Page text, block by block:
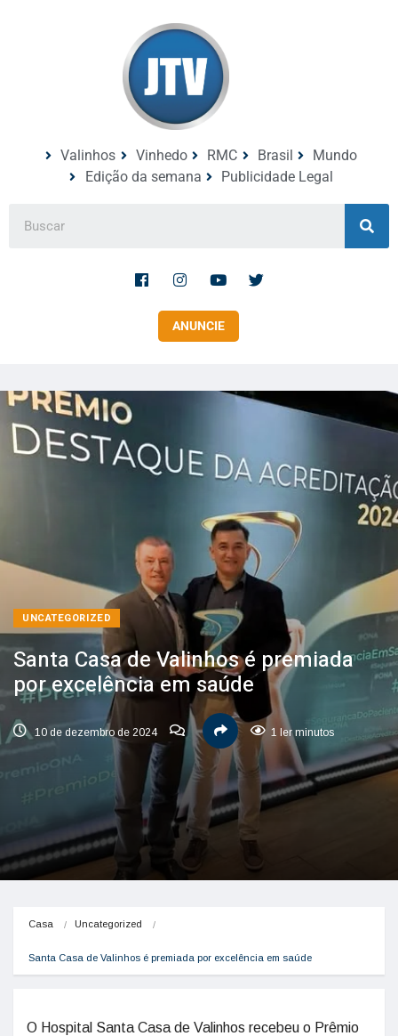
Valinhos Vinhedo RMC Brasil
Mundo
Edição da semana
Publicidade Legal
ANUNCIE
UNCATEGORIZED
Santa Casa de Valinhos é premiada
por excelência em saúde
10 de dezembro de 2024 1 ler minutos
Casa Uncategorized
Santa Casa de Valinhos é premiada por excelência em saúde
O Hospital Santa Casa de Valinhos recebeu o Prêmio